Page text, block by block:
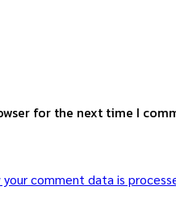
for the next time I
your comment data is